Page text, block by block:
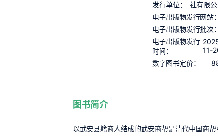
发行单位：
社有限
电子出版物发行网站
电子出版物发行批次
电子出版物发行
时间：
11-
数字图书定价：
图书简介
以武安县籍商人结成的武安商帮是清代中国商